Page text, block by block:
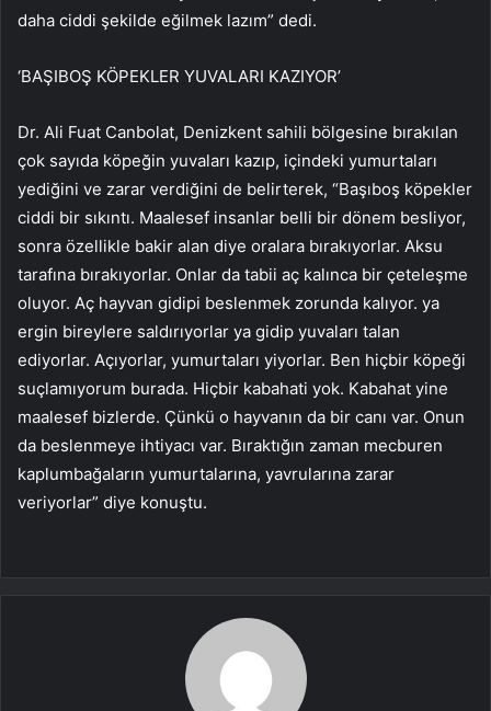
daha ciddi şekilde eğilmek lazım” dedi.
‘BAŞIBOŞ KÖPEKLER YUVALARI KAZIYOR’
Dr. Ali Fuat Canbolat, Denizkent sahili bölgesine bırakılan
çok sayıda köpeğin yuvaları kazıp, içindeki yumurtaları
yediğini ve zarar verdiğini de belirterek, “Başıboş köpekler
ciddi bir sıkıntı. Maalesef insanlar belli bir dönem besliyor,
sonra özellikle bakir alan diye oralara bırakıyorlar. Aksu
tarafına bırakıyorlar. Onlar da tabii aç kalınca bir çeteleşme
oluyor. Aç hayvan gidipi beslenmek zorunda kalıyor. ya
ergin bireylere saldırıyorlar ya gidip yuvaları talan
ediyorlar. Açıyorlar, yumurtaları yiyorlar. Ben hiçbir köpeği
suçlamıyorum burada. Hiçbir kabahati yok. Kabahat yine
maalesef bizlerde. Çünkü o hayvanın da bir canı var. Onun
da beslenmeye ihtiyacı var. Bıraktığın zaman mecburen
kaplumbağaların yumurtalarına, yavrularına zarar
veriyorlar” diye konuştu.